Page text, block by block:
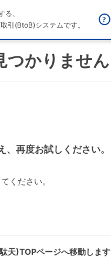
、
引(BtoB)システムです。
つかりません
再度お試しください。
ください。
天)TOPページへ移動します